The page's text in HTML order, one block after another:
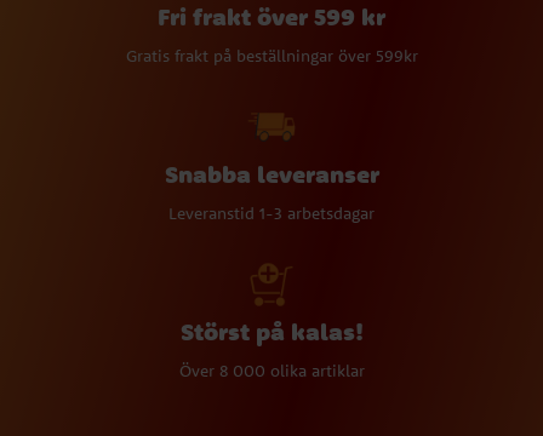
Fri frakt över 599 kr
Gratis frakt på beställningar över 599kr
Snabba leveranser
Leveranstid 1-3 arbetsdagar
Störst på kalas!
Över 8 000 olika artiklar